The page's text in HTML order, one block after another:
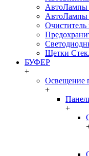
АвтоЛампы
АвтоЛампы
Очиститель
Щетки
БУФЕР
+
Освещение
+
+